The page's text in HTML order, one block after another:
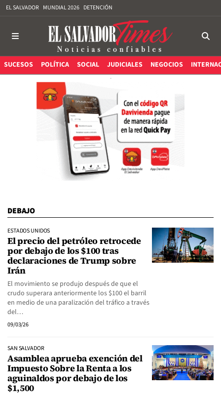
EL SALVADOR MUNDIAL 2026 DETENCIÓN
SUCESOS POLÍTICA SOCIAL JUDICIALES NEGOCIOS
DEBAJO
ESTADOS UNIDOS
El precio del petróleo retrocede
por debajo de los $100 tras
declaraciones de Trump sobre
Irán
El movimiento se produjo después de que el
crudo superara anteriormente los $100 el barril
en medio de una paralización del tráfico a través
del…
09/03/26
SAN SALVADOR
Asamblea aprueba exención del
Impuesto Sobre la Renta a los
aguinaldos por debajo de los
$1,500